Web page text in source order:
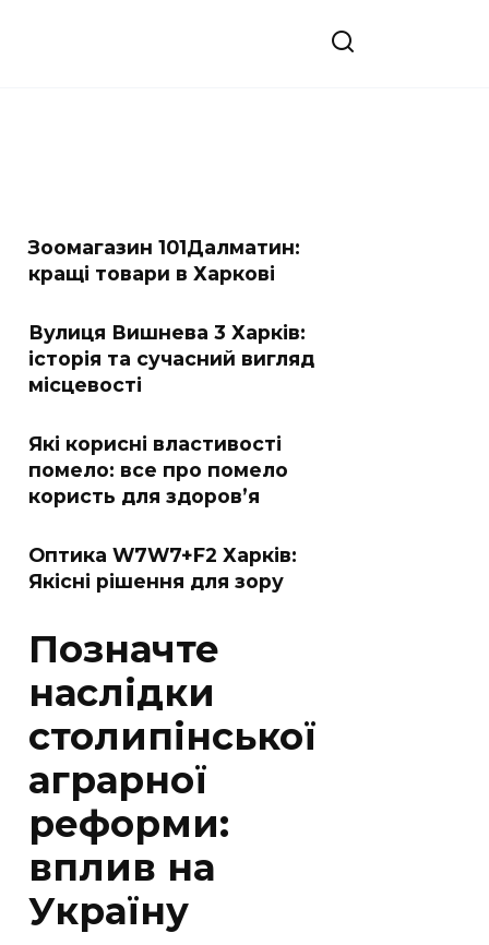
Зоомагазин 101Далматин:
кращі товари в Харкові
Вулиця Вишнева 3 Харків:
історія та сучасний вигляд
місцевості
Які корисні властивості
помело: все про помело
користь для здоров’я
Оптика W7W7+F2 Харків:
Якісні рішення для зору
Позначте
наслідки
столипінської
аграрної
реформи:
вплив на
Україну